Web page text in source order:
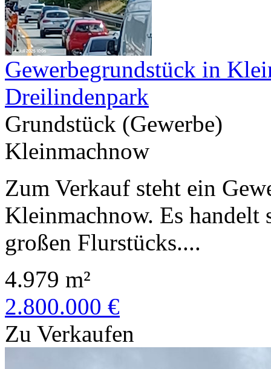
Gewerbegrundstück in
Dreilindenpark
Grundstück (Gewerbe)
Kleinmachnow
Zum Verkauf steht ein
Kleinmachnow. Es handelt
großen Flurstücks....
4.979 m²
2.800.000 €
Zu Verkaufen